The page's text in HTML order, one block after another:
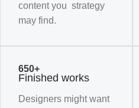
content you strategy
may find.
650+
Finished works
Designers might want